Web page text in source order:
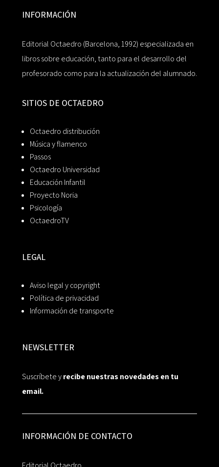
INFORMACIÓN
Editorial Octaedro (Barcelona, 1992) especializada en
libros sobre educación, tanto para el desarrollo del
profesorado como para la actualización del alumnado.
SITIOS DE OCTAEDRO
Octaedro distribución
Música y flamenco
Passos
Octaedro Universidad
Educación Infantil
Proyecto Noria
Psicología
OctaedroTV
LEGAL
Aviso legal y copyright
Política de privacidad
Información de transporte
NEWSLETTER
Suscríbete yrecibe nuestras novedades en tu
email.
INFORMACIÓN DE CONTACTO